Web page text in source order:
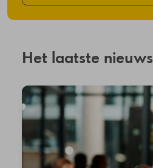
Het laatste nieuws